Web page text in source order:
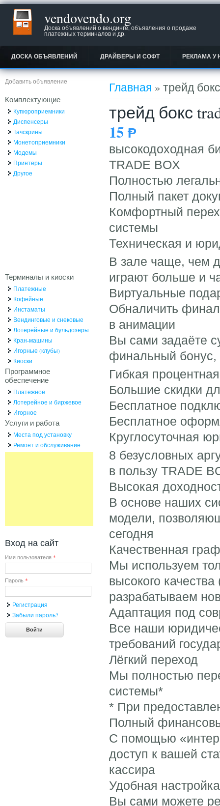
vendovendo.org
Доска объявлений о вендинге, объявления о продаже
платежных терминалов и др.
ДОСКА ОБЪЯВЛЕНИЙ ДРАЙВЕРЫ И СОФТ РЕКЛАМА У
Вы здесь
Главная » трейд
трейд бокс
15 Ᵽ
высокодоходная
TRADE BOX
Полностью
Полный пакет
Комфортный
системы
Техническая и
В зале чаще, чем
играют больше и
Виртуальные
Обналичить
в анимации
Вы сами задаёте
финальный бонус,
Гибкая
Большие скидки
Бесплатное
Бесплатное
Круглосуточная
8 безусловных
в пользу TRADE
Высокая
В основе наших
модели,
сегодня
Качественная
Мы используем
высокого
разрабатываем
Адаптация под
Все наши
требований
Лёгкий переход
Мы полностью
системы*
* При
Полный
С помощью
доступ к вашей
кассира
Удобная настройка
Вы сами можете
Добавить объявление
Комплектующие
Купюроприемники
Диспенсеры
Тачскрины
Монетоприемники
Модемы
Принтеры
Другое
Терминалы и киоски
Платежные
Кофейные
Инстаматы
Вендинговые и снековые
Лотерейные и бульдозеры
Кран-машины
Игорные (клубы)
Киоски
Программное
обеспечение
Платежное
Лотерейное и биржевое
Игорное
Услуги и работа
Места под установку
Ремонт и обслуживание
Вход на сайт
Имя пользователя *
Пароль *
Регистрация
Забыли пароль?